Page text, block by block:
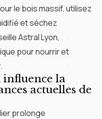
le bois massif, utilisez
et séchez
Astral Lyon,
pour nourrir et
influence la
actuelles de
prolonge